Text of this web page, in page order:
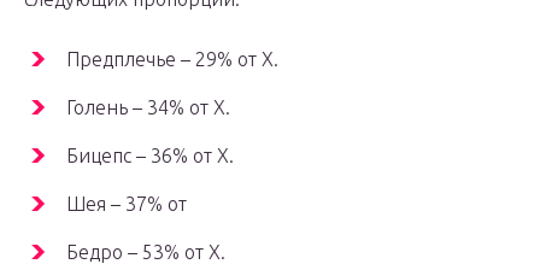
Предплечье – 29% от X.
Голень – 34% от X.
Бицепс – 36% от X.
Шея – 37% от
Бедро – 53% от X.